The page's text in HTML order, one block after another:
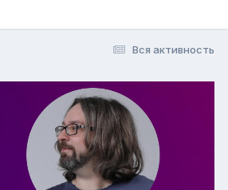
Вся активность